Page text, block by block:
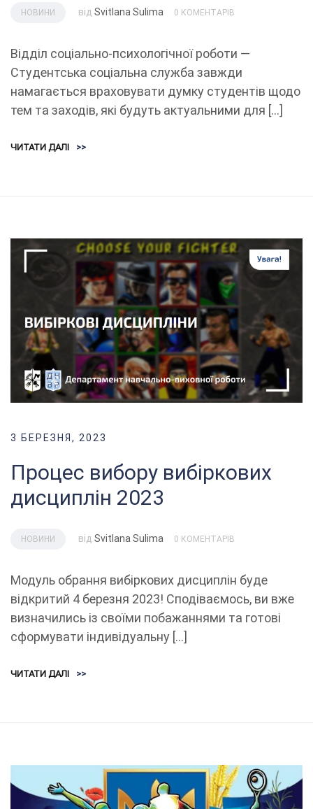
НОВИНИ від Svitlana Sulima 0 КОМЕНТАРІВ
Відділ соціально-психологічної роботи —
Студентська соціальна служба завжди
намагається враховувати думку студентів щодо
тем та заходів, які будуть актуальними для […]
ЧИТАТИ ДАЛІ >>
3 БЕРЕЗНЯ, 2023
Процес вибору вибіркових
дисциплін 2023
НОВИНИ від Svitlana Sulima 0 КОМЕНТАРІВ
Модуль обрання вибіркових дисциплін буде
відкритий 4 березня 2023! Сподіваємось, ви вже
визначились із своїми побажаннями та готові
сформувати індивідуальну […]
ЧИТАТИ ДАЛІ >>